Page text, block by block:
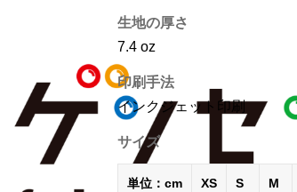
生地の厚さ
7.4 oz
印刷手法
インクジェット印刷
サイズ
単位：cm XS S M